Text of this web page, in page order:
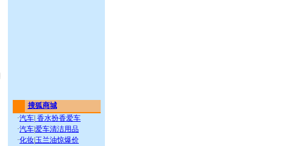
搜狐商城
·汽车 香水扮香爱车
·汽车爱车清洁用品
·化妆 玉兰油惊爆价